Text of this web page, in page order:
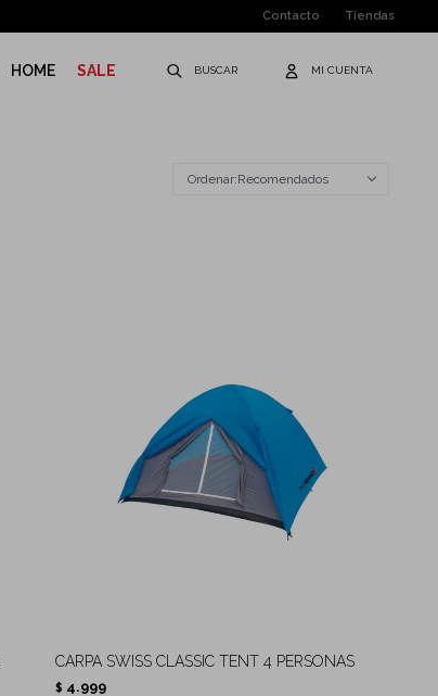
HOME SALE
Contacto Tiendas
Recomendados
CARPA SWISS CLASSIC TENT 4 PERSONAS
$ 4.999